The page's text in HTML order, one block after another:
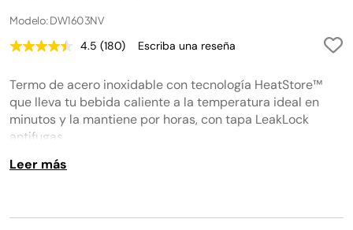
Modelo: DW1603NV
4.5 Lea
reseñas.
Enlace
en
la
misma
(180) Escriba una reseña
Termo de acero inoxidable con tecnología HeatStore™
que lleva tu bebida caliente a la temperatura ideal en
minutos y la mantiene por horas, con tapa LeakLock
antifugas.
Leer más